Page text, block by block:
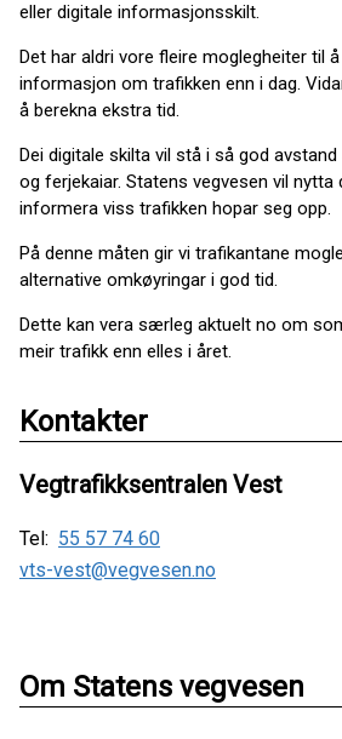
eller digitale informasjonsskilt.
Det har aldri vore fleire moglegheiter til
informasjon om trafikken enn i dag.
å berekna ekstra tid.
Dei digitale skilta vil stå i så god
og ferjekaiar. Statens vegvesen vil nytta
informera viss trafikken hopar seg opp.
På denne måten gir vi trafikantane
alternative omkøyringar i god tid.
Dette kan vera særleg aktuelt no om
meir trafikk enn elles i året.
Kontakter
Vegtrafikksentralen Vest
Tel: 55 57 74 60
vts-vest@vegvesen.no
Om Statens vegvesen